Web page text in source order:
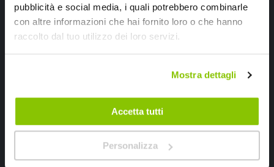
pubblicità e social media, i quali potrebbero combinarle
con altre informazioni che hai fornito loro o che hanno
raccolto dal tuo utilizzo dei loro servizi.
Mostra dettagli
Accetta tutti
Personalizza
Segui SPEEDUP.IT